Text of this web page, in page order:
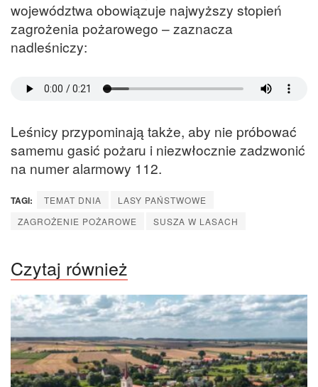
województwa obowiązuje najwyższy stopień
zagrożenia pożarowego – zaznacza
nadleśniczy:
Leśnicy przypominają także, aby nie próbować
samemu gasić pożaru i niezwłocznie zadzwonić
na numer alarmowy 112.
TAGI: TEMAT DNIA
LASY PAŃSTWOWE
ZAGROŻENIE POŻAROWE
SUSZA W LASACH
Czytaj również